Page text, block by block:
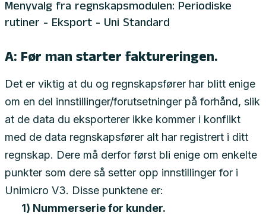
Menyvalg fra regnskapsmodulen: Periodiske
rutiner - Eksport - Uni Standard
A: Før man starter faktureringen.
Det er viktig at du og regnskapsfører har blitt enige
om en del innstillinger/forutsetninger på forhånd, slik
at de data du eksporterer ikke kommer i konflikt
med de data regnskapsfører alt har registrert i ditt
regnskap. Dere må derfor først bli enige om enkelte
punkter som dere så setter opp innstillinger for i
Unimicro V3. Disse punktene er:
1) Nummerserie for kunder.